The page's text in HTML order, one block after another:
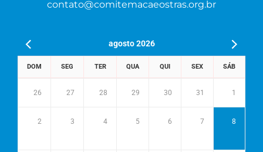
contato@comitemacaeostras.org.br
agosto 2026
DOM SEG TER QUA QUI SEX SÁB
26 27 28 29 30 31 1
2 3 4 5 6 7 8